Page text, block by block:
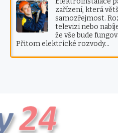
zařízení, která
samozřejmost.
televizi nebo
že vše bude
Přitom elektrické rozvody…